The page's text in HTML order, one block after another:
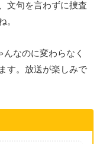
文句を言わずに捜査
。
なのに変わらなく
す。放送が楽しみで